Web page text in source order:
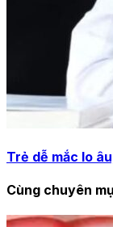
Trẻ dễ mắc lo
Cùng chuyên